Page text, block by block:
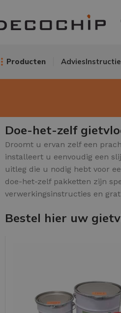
Producten AdviesInstructie
Doe-het-zelf
Droomt u ervan zelf een
installeert u eenvoudig een
uitleg die u nodig hebt voor
doe-het-zelf pakketten zijn
verwerkingsinstructies en
Bestel hier uw